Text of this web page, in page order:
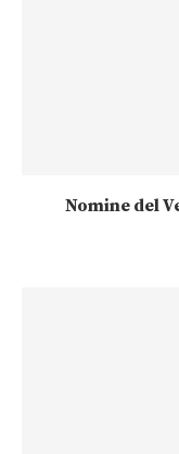
Nomine del